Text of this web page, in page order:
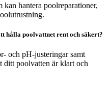
hantera poolreparationer,
hålla poolvattnet rent och säkert?
och pH-justeringar samt
ditt poolvatten är klart och